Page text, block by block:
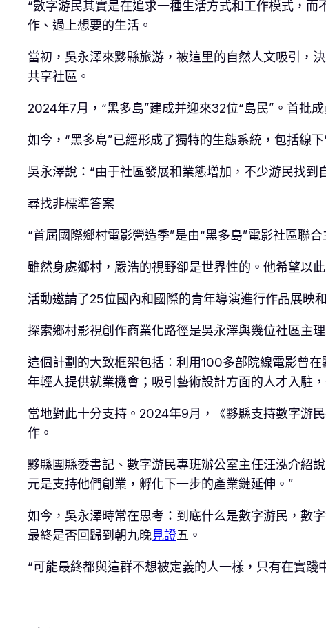
“數字游民其實是在追求一種生活方式和工作模式，
作、過上想要的生活。
當初，吳永澤來黟縣旅游，被這里的自然人文吸引，
共享社區。
2024年7月，“黑多島”建成并迎來32位“島民”。首批
如今，“黑多島”已經形成了獨特的生態系統，包括線
吳永澤說：“由于社區發展和業態增加，不少游民找
尋找非標準答案
“首屆國際鄉村電影營造季”是由“黑多島”電影社區聯
雖然身處鄉村，嚴浩的視野卻是世界性的。他希望以
活動邀請了25位國內和國際的青年導演進行作品展映
探索鄉村影視創作商業化路徑是吳永澤與幾位社區主
這個計劃的大致框架包括：利用100多部院線電影曾
年輕人提供就業機會；吸引藝術設計方面的人才入駐
當地對此十分支持。2024年9月，《黟縣支持數字游
作。
黟縣團縣委書記、數字游民專班辦公室主任汪泓介紹
元是支持他們創業，孵化下一步的產業鏈延伸。”
如今，吳永澤時常在思考：到底什么是數字游民，數
最終是否回歸到朝九晚見證五。
“可能最終都與這群不想被定義的人一樣，只有在實踐